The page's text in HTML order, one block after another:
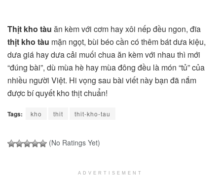
Thịt kho tàu ăn kèm với cơm hay xôi nếp đều ngon, đĩa
thịt kho tàu mặn ngọt, bùi béo cần có thêm bát dưa kiệu,
dưa giá hay dưa cải muối chua ăn kèm với nhau thì mới
“đúng bài”, dù mùa hè hay mùa đông đều là món “tủ” của
nhiều người Việt. Hi vọng sau bài viết này bạn đã nắm
được bí quyết kho thịt chuẩn!
Tags: kho thit thit-kho-tau
(No Ratings Yet)
ADVERTISEMENT